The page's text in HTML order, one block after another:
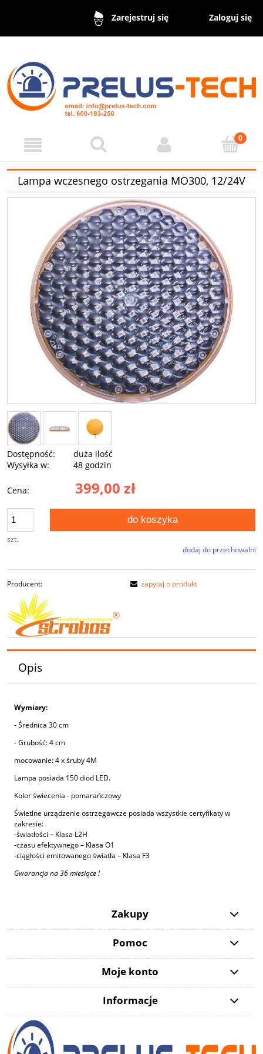
Zarejestruj się Zaloguj się
Lampa wczesnego ostrzegania MO300, 12/24V
Dostępność:
duża ilość
Wysyłka w:
48 godzin
Cena: 399,00 zł
szt.
do koszyka
dodaj do przechowalni
Producent: zapytaj o produkt
Opis
Wymiary:
- Średnica 30 cm
- Grubość: 4 cm
mocowanie: 4 x śruby 4M
Lampa posiada 150 diod LED.
Kolor świecenia - pomarańczowy
Świetlne urządzenie ostrzegawcze posiada wszystkie certyfikaty w
zakresie:
-światłości – Klasa L2H
-czasu efektywnego – Klasa O1
-ciągłości emitowanego światła – Klasa F3
Gwarancja na 36 miesiące !
Zakupy
Pomoc
Moje konto
Informacje